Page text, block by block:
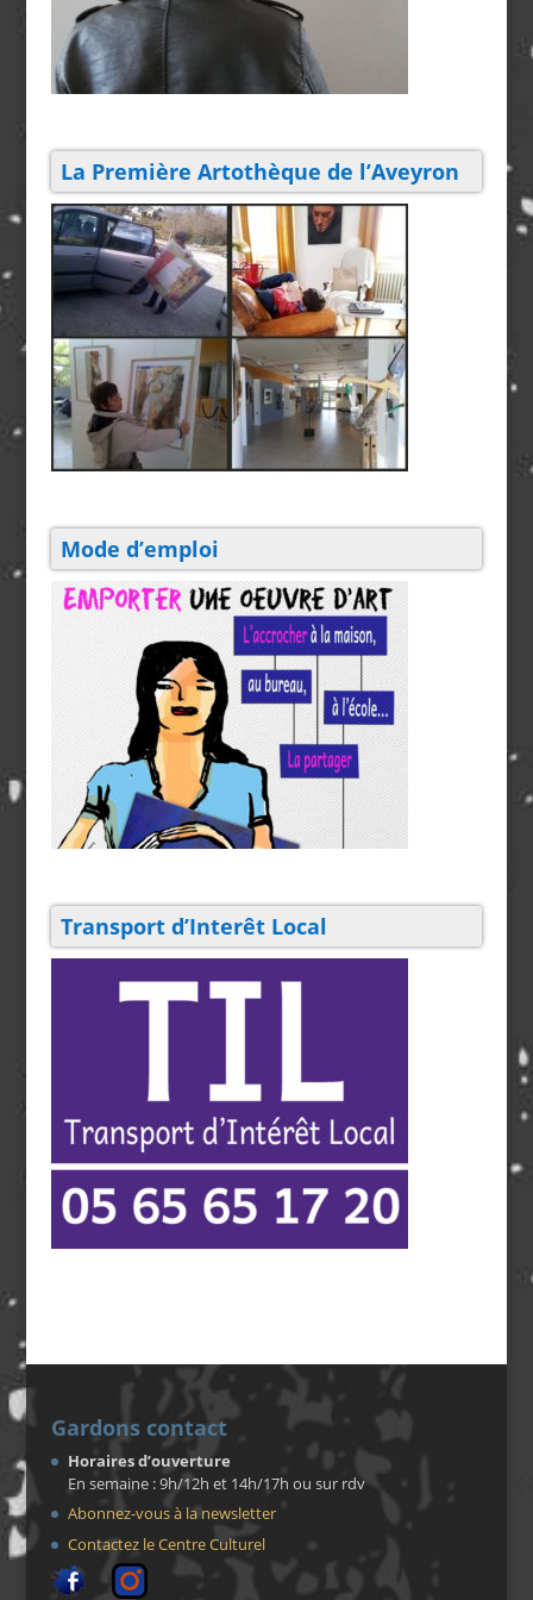
La Première Artothèque de l’Aveyron
Mode d’emploi
Transport d’Interêt Local
Gardons contact
Horaires d’ouverture
En semaine : 9h/12h et 14h/17h ou sur rdv
Abonnez-vous à la newsletter
Contactez le Centre Culturel